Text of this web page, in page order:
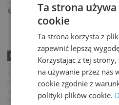
BMS
UDOGODNIENIA
Ta strona
cookie
Ta strona korzysta z
zapewnić lepszą
Korzystając z tej strony,
na używanie przez nas
cookie zgodnie z
polityki plików cookie.